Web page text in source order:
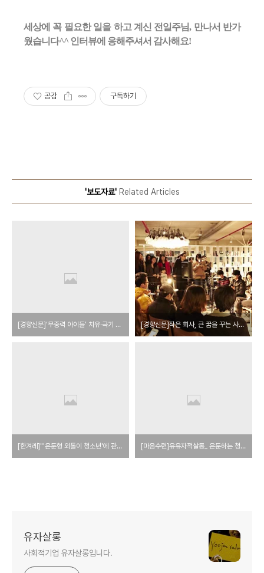
세상에 꼭 필요한 일을 하고 계신 전일주님, 만나서 반가
웠습니다^^ 인터뷰에 응해주셔서 감사해요!
공감 구독하기
'보도자료'Related Articles
[경향신문]‘무중력 아이들’ 치유·극기 도와주는 ‘특별한 2곳’ [경향신문]작은 회사, 큰 꿈을 꾸는 사람들의 유쾌한 도전
[한겨레]"'은둔형 외톨이 청소년'에 관한 한 우리가 최고지요" [마음수련]유유자적살롱_ 은둔하는 청춘과 음악으로 소통하다
유자살롱
사회적기업 유자살롱입니다.